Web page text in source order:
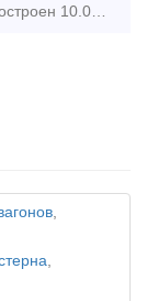
Кран железнодорожный КЖ-562, 25 тонн построен 10.08.2010 года наработка всего 3300 мото-часов, состояние идеальное, все узлы и агрегаты в идеальном состоянии, вся техническая документация в полном ком
,
,